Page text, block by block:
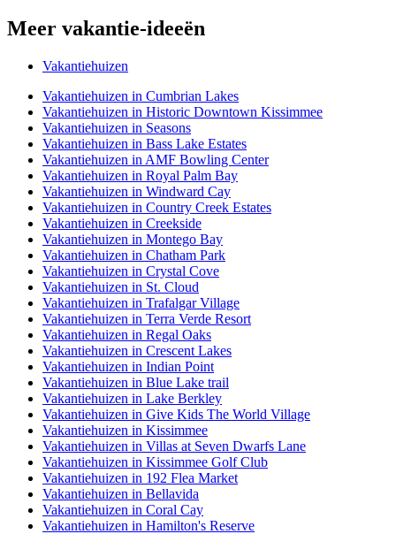
Meer vakantie-ideeën
Vakantiehuizen
Vakantiehuizen in Cumbrian Lakes
Vakantiehuizen in Historic Downtown Kissimmee
Vakantiehuizen in Seasons
Vakantiehuizen in Bass Lake Estates
Vakantiehuizen in AMF Bowling Center
Vakantiehuizen in Royal Palm Bay
Vakantiehuizen in Windward Cay
Vakantiehuizen in Country Creek Estates
Vakantiehuizen in Creekside
Vakantiehuizen in Montego Bay
Vakantiehuizen in Chatham Park
Vakantiehuizen in Crystal Cove
Vakantiehuizen in St. Cloud
Vakantiehuizen in Trafalgar Village
Vakantiehuizen in Terra Verde Resort
Vakantiehuizen in Regal Oaks
Vakantiehuizen in Crescent Lakes
Vakantiehuizen in Indian Point
Vakantiehuizen in Blue Lake trail
Vakantiehuizen in Lake Berkley
Vakantiehuizen in Give Kids The World Village
Vakantiehuizen in Kissimmee
Vakantiehuizen in Villas at Seven Dwarfs Lane
Vakantiehuizen in Kissimmee Golf Club
Vakantiehuizen in 192 Flea Market
Vakantiehuizen in Bellavida
Vakantiehuizen in Coral Cay
Vakantiehuizen in Hamilton's Reserve